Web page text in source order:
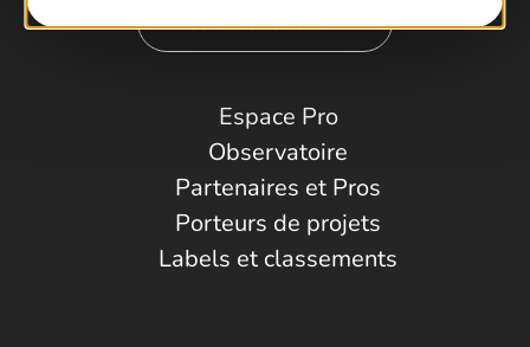
Comment venir ?
Espace Pro
Observatoire
Partenaires et Pros
Porteurs de projets
Labels et classements